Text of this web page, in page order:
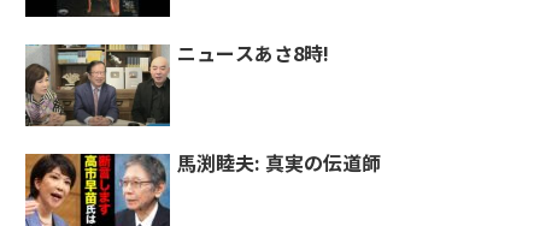
ニュースあさ8時!
馬渕睦夫: 真実の伝道師